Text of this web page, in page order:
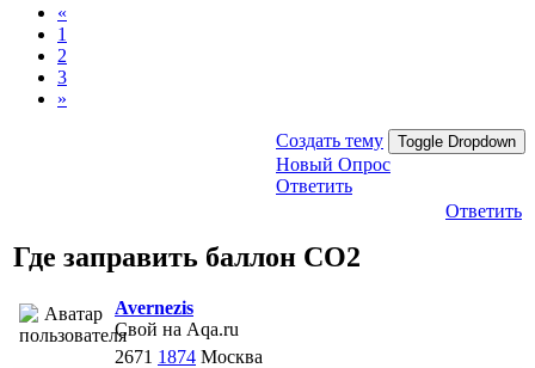
«
1
2
3
»
Создать тему Toggle Dropdown
Новый Опрос
Ответить
Ответить
Где заправить баллон СО2
Avernezis
Свой на Aqa.ru
2671 1874 Москва